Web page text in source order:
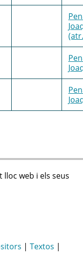
web i els seus
| Textos |